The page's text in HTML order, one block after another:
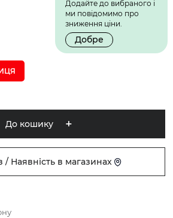
Додайте до вибраного і
ми повідомимо про
зниження ціни.
Добре
До кошику
/ Наявність в магазинах